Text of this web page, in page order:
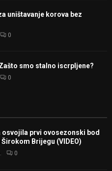
uništavanje korova bez
0
smo stalno iscrpljene?
0
osvojila prvi ovosezonski bod
Brijegu (VIDEO)
0